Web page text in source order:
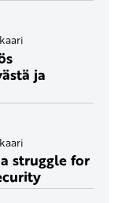
ja
struggle for